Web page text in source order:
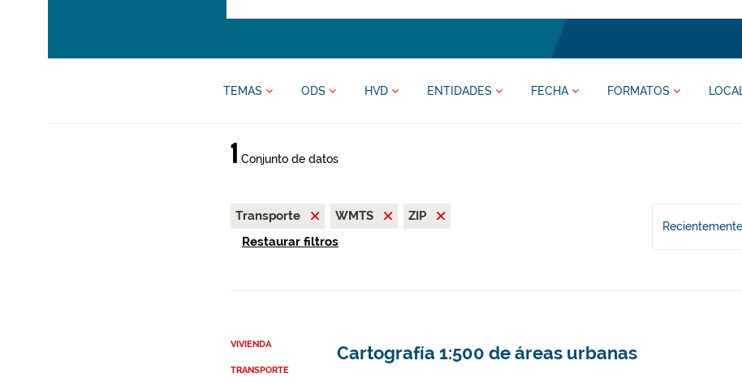
TEMAS ODS HVD ENTIDADES FECHA FORMATOS
1 Conjunto de datos
Transporte WMTS
ZIP
Restaurar filtros
VIVIENDA
TRANSPORTE
Cartografía 1:500 de áreas urbanas